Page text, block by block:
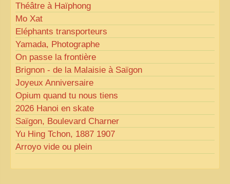
Théâtre à Haïphong
Mo Xat
Eléphants transporteurs
Yamada, Photographe
On passe la frontière
Brignon - de la Malaisie à Saïgon
Joyeux Anniversaire
Opium quand tu nous tiens
2026 Hanoi en skate
Saïgon, Boulevard Charner
Yu Hing Tchon, 1887 1907
Arroyo vide ou plein